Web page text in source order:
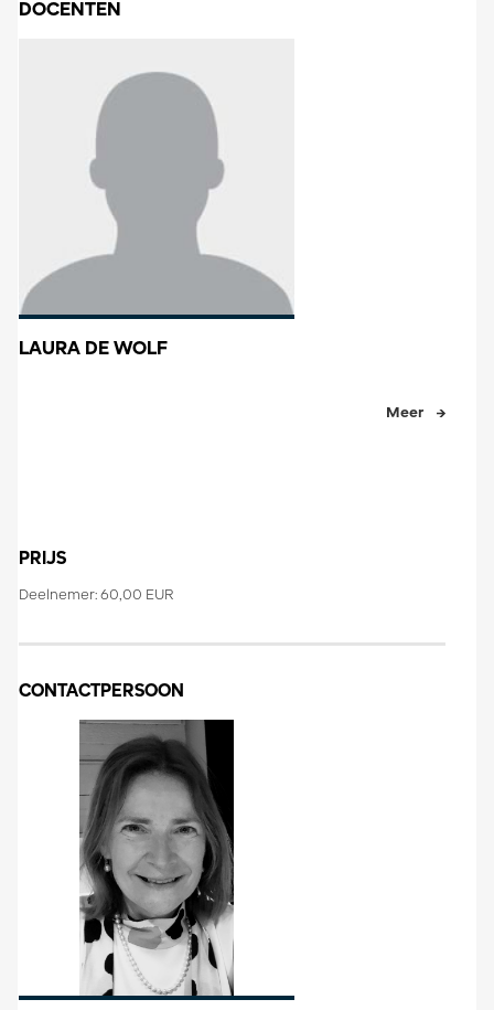
DOCENTEN
LAURA DE WOLF
Meer
PRIJS
Deelnemer: 60,00 EUR
CONTACTPERSOON